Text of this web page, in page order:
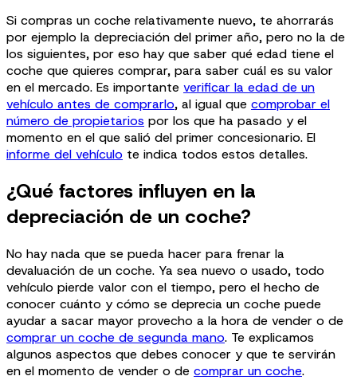
Si compras un coche relativamente nuevo, te ahorrarás
por ejemplo la depreciación del primer año, pero no la de
los siguientes, por eso hay que saber qué edad tiene el
coche que quieres comprar, para saber cuál es su valor
en el mercado. Es importante verificar la edad de un
vehículo antes de comprarlo, al igual que comprobar el
número de propietarios por los que ha pasado y el
momento en el que salió del primer concesionario. El
informe del vehículo te indica todos estos detalles.
¿Qué factores influyen en la
depreciación de un coche?
No hay nada que se pueda hacer para frenar la
devaluación de un coche. Ya sea nuevo o usado, todo
vehículo pierde valor con el tiempo, pero el hecho de
conocer cuánto y cómo se deprecia un coche puede
ayudar a sacar mayor provecho a la hora de vender o de
comprar un coche de segunda mano. Te explicamos
algunos aspectos que debes conocer y que te servirán
en el momento de vender o de comprar un coche.